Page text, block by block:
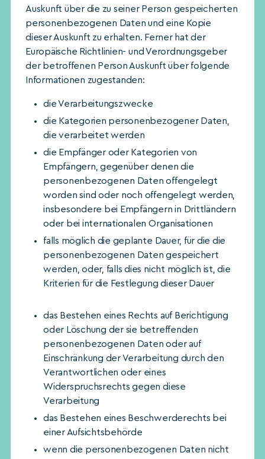
Auskunft über die zu seiner Person gespeicherten
personenbezogenen Daten und eine Kopie
dieser Auskunft zu erhalten. Ferner hat der
Europäische Richtlinien- und Verordnungsgeber
der betroffenen Person Auskunft über folgende
Informationen zugestanden:
die Verarbeitungszwecke
die Kategorien personenbezogener Daten,
die verarbeitet werden
die Empfänger oder Kategorien von
Empfängern, gegenüber denen die
personenbezogenen Daten offengelegt
worden sind oder noch offengelegt werden,
insbesondere bei Empfängern in Drittländern
oder bei internationalen Organisationen
falls möglich die geplante Dauer, für die die
personenbezogenen Daten gespeichert
werden, oder, falls dies nicht möglich ist, die
Kriterien für die Festlegung dieser Dauer
das Bestehen eines Rechts auf Berichtigung
oder Löschung der sie betreffenden
personenbezogenen Daten oder auf
Einschränkung der Verarbeitung durch den
Verantwortlichen oder eines
Widerspruchsrechts gegen diese
Verarbeitung
das Bestehen eines Beschwerderechts bei
einer Aufsichtsbehörde
wenn die personenbezogenen Daten nicht